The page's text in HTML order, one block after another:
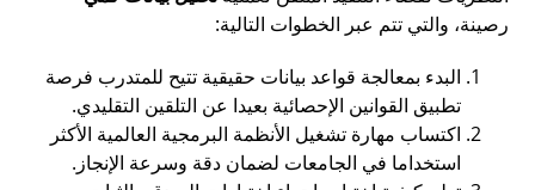
رصينة، والتي تتم عبر الخطوات التالية:
البدء بمعالجة قواعد بيانات حقيقية تتيح للمتدرب فرصة
تطبيق القوانين الإحصائية بعيدا عن التلقين التقليدي.
اكتساب مهارة تشغيل الأنظمة البرمجية العالمية الأكثر
استخداما في الجامعات لضمان دقة وسرعة الإنجاز.